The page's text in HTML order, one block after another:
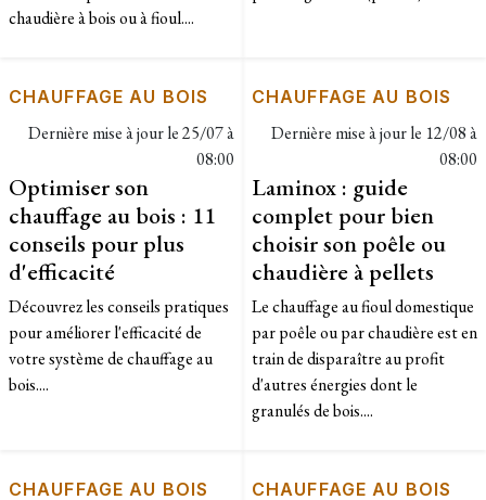
chaudière à bois ou à fioul....
CHAUFFAGE AU BOIS
Dernière mise à jour le25/07 à
08:00
Optimiser son
chauffage au bois : 11
conseils pour plus
d'efficacité
Découvrez les conseils pratiques
pour améliorer l'efficacité de
votre système de chauffage au
bois....
CHAUFFAGE AU BOIS
Dernière mise à jour le 12/08 à
08:00
Laminox : guide
complet pour bien
choisir son poêle ou
chaudière à pellets
Le chauffage au fioul domestique
par poêle ou par chaudière est en
train de disparaître au profit
d'autres énergies dont le
granulés de bois....
CHAUFFAGE AU BOIS CHAUFFAGE AU BOIS